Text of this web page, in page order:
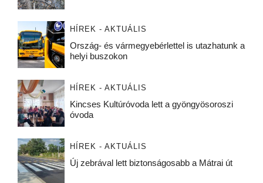
HÍREK - AKTUÁLIS
Ország- és vármegyebérlettel is utazhatunk a
helyi buszokon
HÍREK - AKTUÁLIS
Kincses Kultúróvoda lett a gyöngyösoroszi
óvoda
HÍREK - AKTUÁLIS
Új zebrával lett biztonságosabb a Mátrai út